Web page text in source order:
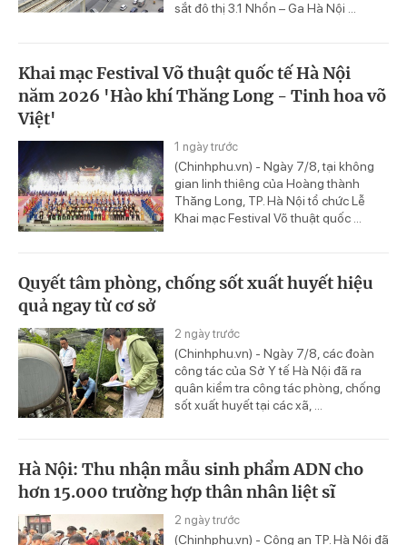
sắt đô thị 3.1 Nhổn – Ga Hà Nội ...
Khai mạc Festival Võ thuật quốc tế Hà Nội
năm 2026 'Hào khí Thăng Long - Tinh hoa võ
Việt'
1 ngày trước
(Chinhphu.vn) - Ngày 7/8, tại không
gian linh thiêng của Hoàng thành
Thăng Long, TP. Hà Nội tổ chức Lễ
Khai mạc Festival Võ thuật quốc ...
Quyết tâm phòng, chống sốt xuất huyết hiệu
quả ngay từ cơ sở
2 ngày trước
(Chinhphu.vn) - Ngày 7/8, các đoàn
công tác của Sở Y tế Hà Nội đã ra
quân kiểm tra công tác phòng, chống
sốt xuất huyết tại các xã, ...
Hà Nội: Thu nhận mẫu sinh phẩm ADN cho
hơn 15.000 trường hợp thân nhân liệt sĩ
2 ngày trước
(Chinhphu.vn) - Công an TP. Hà Nội đã